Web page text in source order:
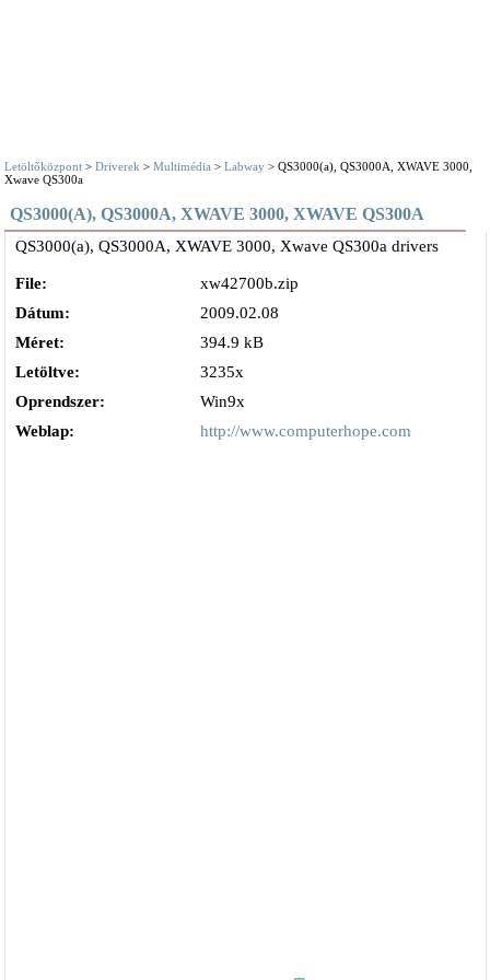
Letöltőközpont >Driverek >Multimédia >Labway > QS3000(a), QS3000A, XWAVE 3000,
Xwave QS300a
QS3000(A), QS3000A, XWAVE 3000, XWAVE QS300A
QS3000(a), QS3000A, XWAVE 3000, Xwave QS300a drivers
File:
xw42700b.zip
Dátum:
2009.02.08
Méret:
394.9 kB
Letöltve:
3235x
Oprendszer:
Win9x
Weblap:
http://www.computerhope.com